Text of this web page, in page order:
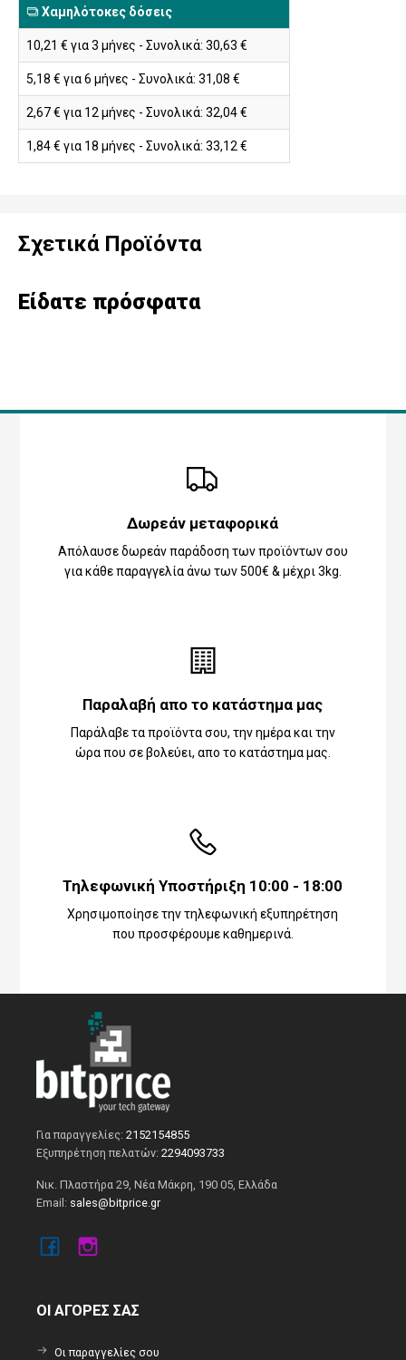
Χαμηλότοκες δόσεις
10,21 € για 3 μήνες - Συνολικά: 30,63 €
5,18 € για 6 μήνες - Συνολικά: 31,08 €
2,67 € για 12 μήνες - Συνολικά: 32,04 €
1,84 € για 18 μήνες - Συνολικά: 33,12 €
Σχετικά Προϊόντα
Είδατε πρόσφατα
Δωρεάν μεταφορικά
Απόλαυσε δωρεάν παράδοση των προϊόντων σου
για κάθε παραγγελία άνω των 500€ & μέχρι 3kg.
Παραλαβή απο το κατάστημα μας
Παράλαβε τα προϊόντα σου, την ημέρα και την
ώρα που σε βολεύει, απο το κατάστημα μας.
Τηλεφωνική Υποστήριξη 10:00 - 18:00
Χρησιμοποίησε την τηλεφωνική εξυπηρέτηση
που προσφέρουμε καθημερινά.
Για παραγγελίες:2152154855
Εξυπηρέτηση πελατών:2294093733
Νικ. Πλαστήρα 29, Νέα Μάκρη, 190 05, Ελλάδα
Email: sales@bitprice.gr
ΟΙ ΑΓΟΡΕΣ ΣΑΣ
Οι παραγγελίες σου